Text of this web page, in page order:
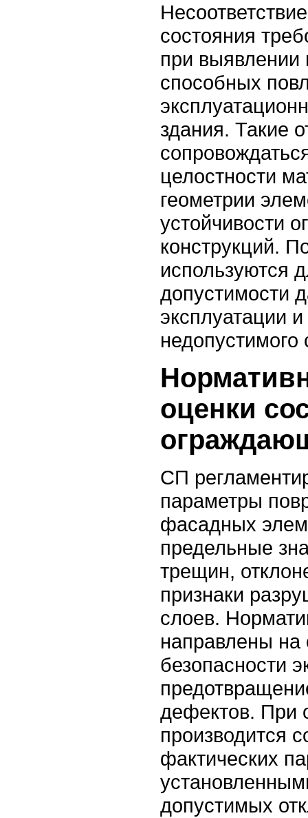
состояния
при выявлении
способных
здания. Такие
целостности
геометрии
устойчивости
конструкций.
используются
допустимости
эксплуатации
недопустимого
оценки
СП
параметры
фасадных
предельные
трещин,
признаки
слоев.
направлены на
безопасности
дефектов. При
производится
фактических
допустимых